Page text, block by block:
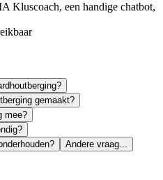
Kluscoach, een handige chatbot,
gemaakt?
mee?
Andere vraag...